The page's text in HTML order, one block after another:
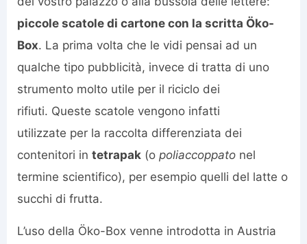
piccole scatole di cartone con la scritta Öko-
Box. La prima volta che le vidi pensai ad un
qualche tipo pubblicità, invece di tratta di uno
strumento molto utile per il riciclo dei
rifiuti. Queste scatole vengono infatti
utilizzate per la raccolta differenziata dei
contenitori in tetrapak (o poliaccoppato nel
termine scientifico), per esempio quelli del latte o
succhi di frutta.
L’uso della Öko-Box venne introdotta in Austria